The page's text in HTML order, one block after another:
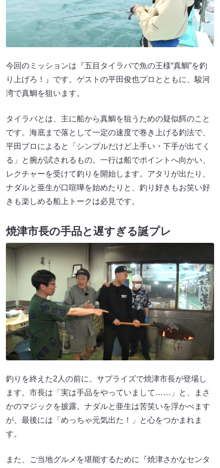
今回のミッションは『五目タイラバで魚の王様“真鯛”を釣
り上げろ！』です。ゲストの平田俊也プロとともに、駿河
湾で真鯛を狙います。
タイラバとは、主に船から真鯛を狙うための疑似餌のこと
です。海底まで落として一定の速度で巻き上げる釣法で、
平田プロによると「シンプルだけど上手い・下手が出てく
る」と腕が試されるもの。一行は船でポイントへ向かい、
レクチャーを受けて釣りを開始します。アタリが出たり、
ナダルと亜生が口喧嘩を始めたりと、釣り好きもお笑い好
きも楽しめる船上トークは必見です。
焼津市長の手品と遅すぎる誕プレ
釣りを終えた2人の前に、サプライズで焼津市長が登場し
ます。市長は「実は手品をやっていまして……」と、まさ
かのマジックを披露。ナダルと亜生は苦笑いを浮かべます
が、最後には「めっちゃ元気出た！」と心をつかまれま
す。
また、ご当地グルメを堪能するために『焼津さかなセンタ